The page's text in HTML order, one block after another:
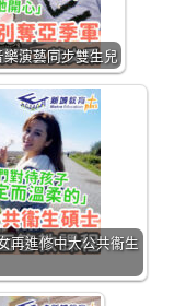
演藝同步雙生兒
再進修中大公共衞生